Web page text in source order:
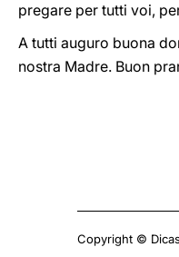
pregare per tutti voi,
A tutti auguro buona
nostra Madre. Buon
Copyright ©